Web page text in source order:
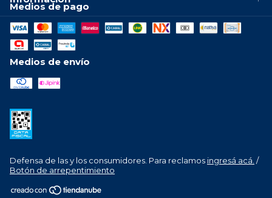
Medios de pago
Medios de envío
Defensa de las y los consumidores. Para reclamos ingresá acá. /
Botón de arrepentimiento